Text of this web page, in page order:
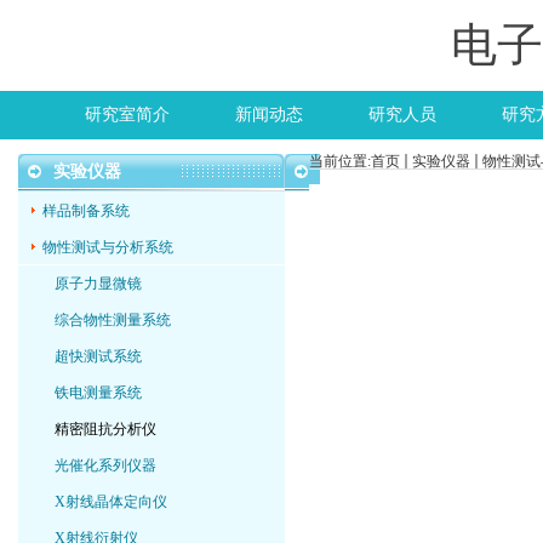
电
研究室简介 新闻动态 研究人员 研究
实验仪器
样品制备系统
物性测试与分析系统
原子力显微镜
综合物性测量系统
超快测试系统
铁电测量系统
精密阻抗分析仪
光催化系列仪器
X射线晶体定向仪
X射线衍射仪
当前位置:首页 实验仪器 物性测